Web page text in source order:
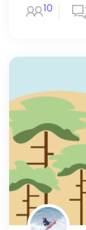
10